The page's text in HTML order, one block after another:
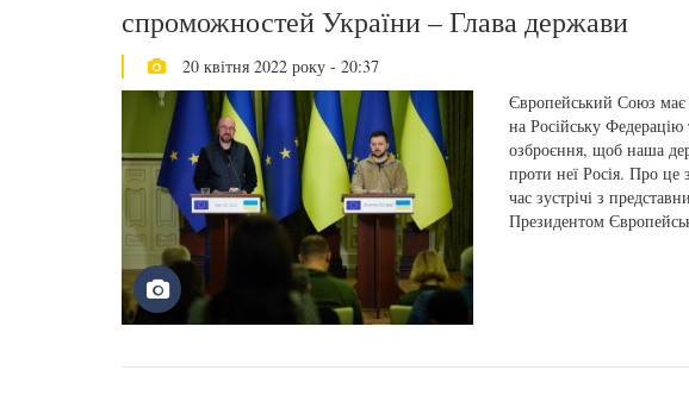
спроможностей України – Глава держави
20 квітня 2022 року - 20:37
Європейський Союз
на Російську Федерацію
озброєння, щоб наша
проти неї Росія. Про
час зустрічі з
Президентом